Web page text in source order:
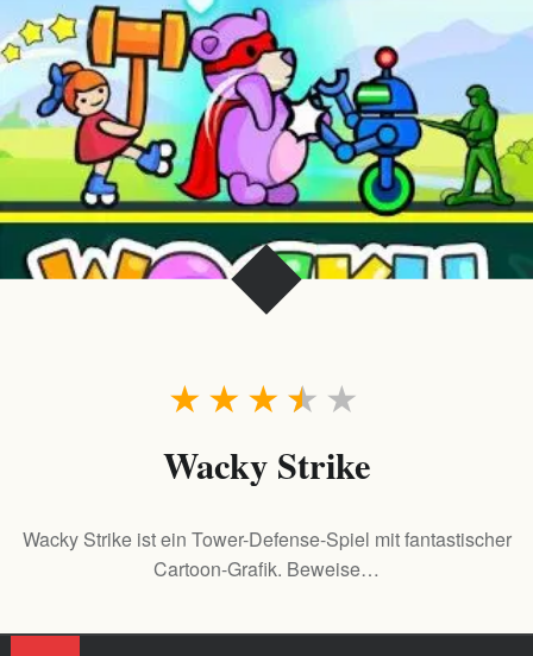
★
★
★
★
★
Wacky Strike
Wacky Strike ist ein Tower-Defense-Spiel mit fantastischer
Cartoon-Grafik. Beweise…